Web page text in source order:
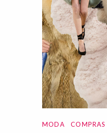
MODA COMPRAS